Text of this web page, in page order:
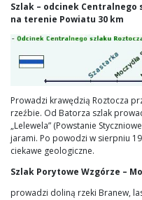
Szlak – odcinek Centralnego
na terenie Powiatu 30 km
Prowadzi krawędzią Roztocza
rzeźbie. Od Batorza szlak
„Lelewela” (Powstanie
jarami. Po powodzi w sierpniu
ciekawe geologiczne.
Szlak Porytowe Wzgórze –
prowadzi doliną rzeki Branew,